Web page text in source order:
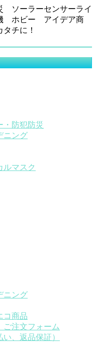
ソーラーセンサーライ
ホビー アイデア商
チに！
・防犯防災
ニング
ルマスク
ニング
コ商品
注文フォーム
、返品保証）